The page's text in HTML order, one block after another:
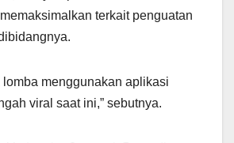
terkait penguatan
lomba menggunakan aplikasi
viral saat ini,” sebutnya.